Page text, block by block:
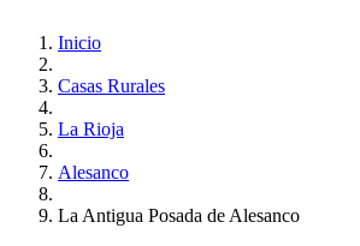
Inicio
Casas Rurales
La Rioja
Alesanco
La Antigua Posada de Alesanco